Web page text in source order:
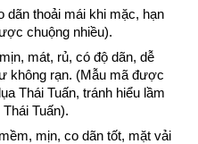
dãn thoải mái khi mặc, hạn
chuộng nhiều).
mát, rủ, có độ dãn, dễ
không rạn. (Mẫu mã được
Thái Tuấn, tránh hiểu lầm
Tuấn).
mịn, co dãn tốt, mặt vải